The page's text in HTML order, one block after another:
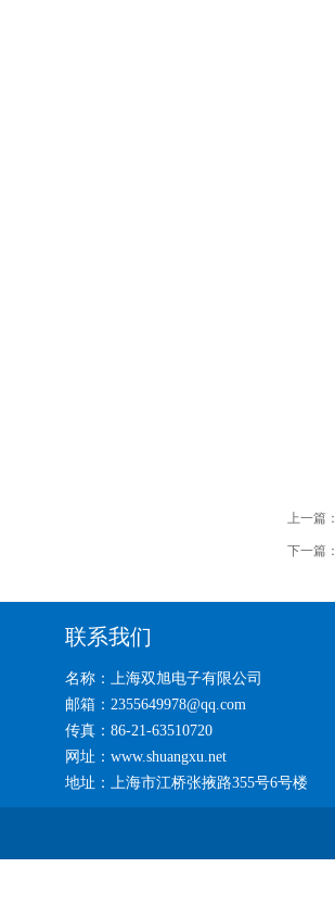
上一篇：
下一篇：
联系我们
名称：上海双旭电子有限公司
邮箱：2355649978@qq.com
传真：86-21-63510720
网址：www.shuangxu.net
地址：上海市江桥张掖路355号6号楼